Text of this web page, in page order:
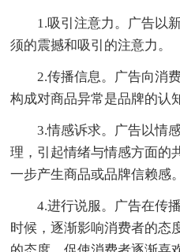
1.吸引注意力。广告以
须的震撼和吸引的注意力。
2.传播信息。广告向消
构成对商品异常是品牌的认
3.情感诉求。广告以情
理，引起情绪与情感方面的
一步产生商品或品牌信赖感。
4.进行说服。广告在传
时候，逐渐影响消费者的态